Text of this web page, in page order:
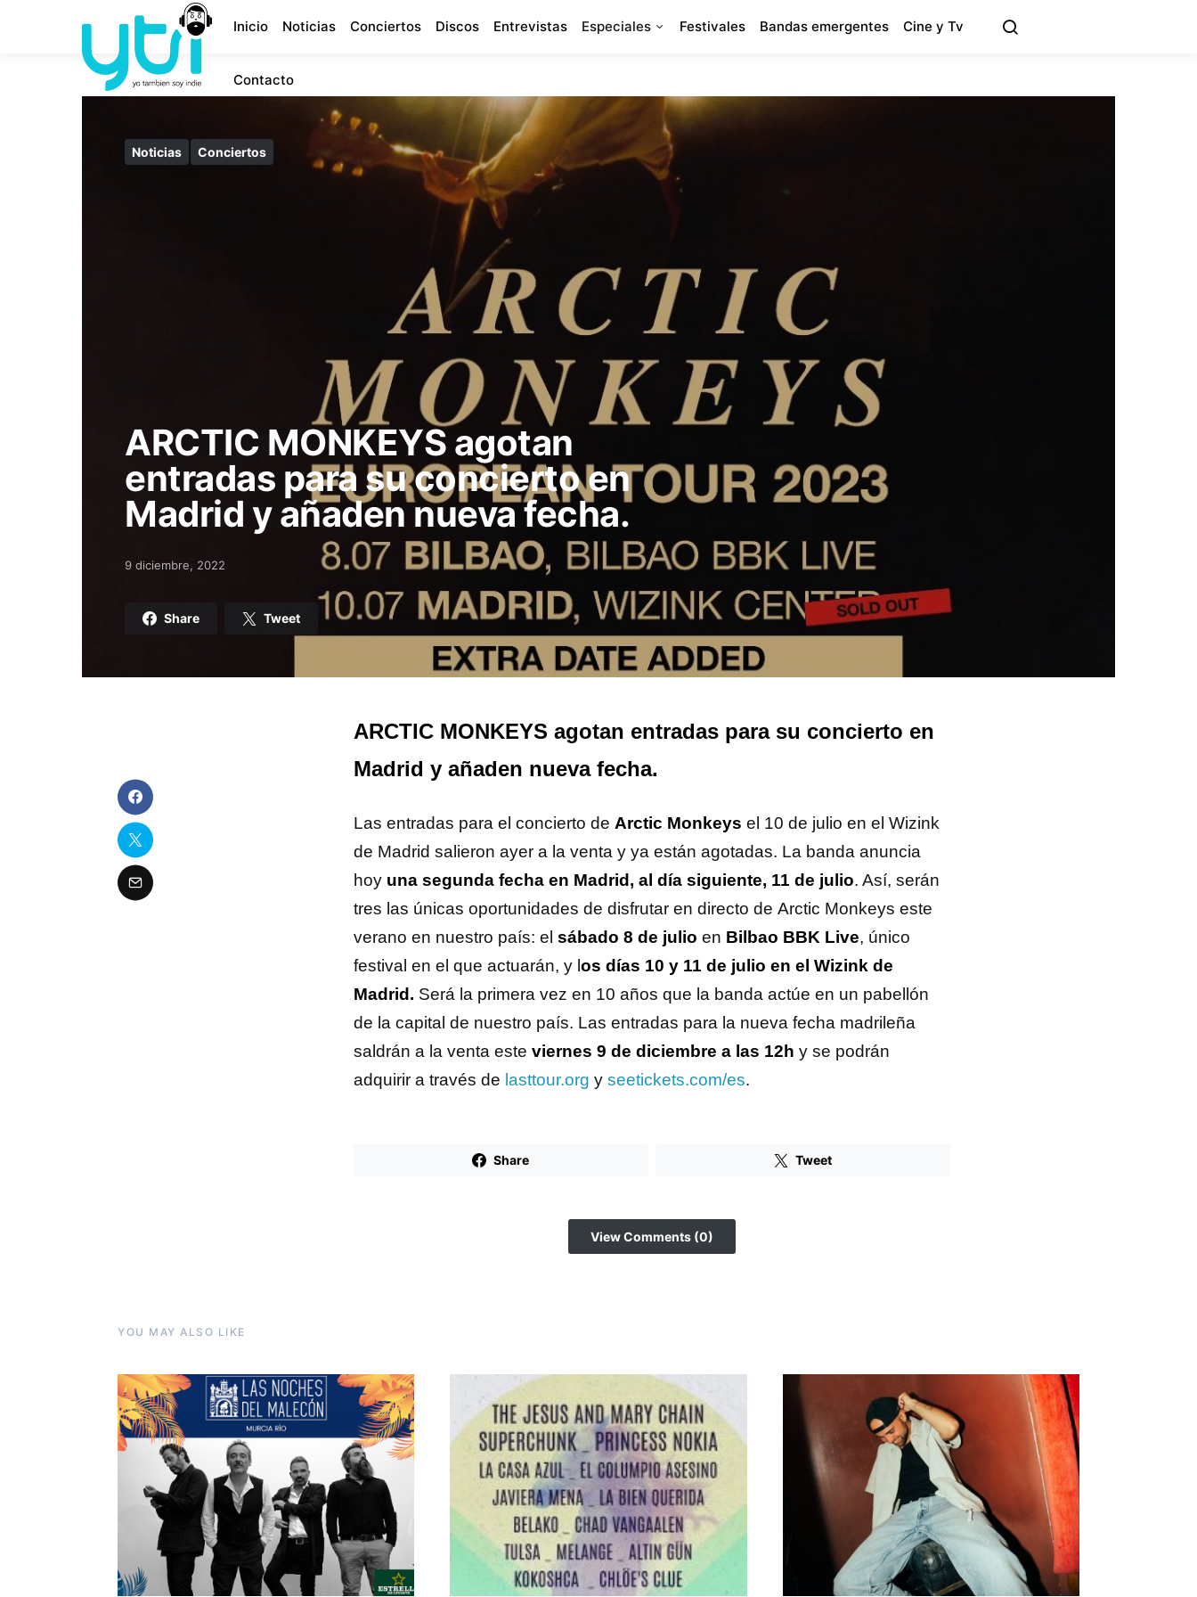
Inicio Noticias Conciertos Discos Entrevistas Especiales Festivales Bandas emergentes Cine y Tv
Contacto
Noticias Conciertos
ARCTIC MONKEYS agotan
entradas para su concierto en
Madrid y añaden nueva fecha.
Posted on
9 diciembre, 2022
Share Tweet
ARCTIC MONKEYS agotan entradas para su concierto en
Madrid y añaden nueva fecha.
Las entradas para el concierto de Arctic Monkeys el 10 de julio en el Wizink
de Madrid salieron ayer a la venta y ya están agotadas. La banda anuncia
hoy una segunda fecha en Madrid, al día siguiente, 11 de julio. Así, serán
tres las únicas oportunidades de disfrutar en directo de Arctic Monkeys este
verano en nuestro país: el sábado 8 de julio en Bilbao BBK Live, único
festival en el que actuarán, y l os días 10 y 11 de julio en el Wizink de
Madrid. Será la primera vez en 10 años que la banda actúe en un pabellón
de la capital de nuestro país. Las entradas para la nueva fecha madrileña
saldrán a la venta este viernes 9 de diciembre a las 12h y se podrán
adquirir a través de lasttour.org y seetickets.com/es.
Share Tweet
View Comments (0)
YOU MAY ALSO LIKE